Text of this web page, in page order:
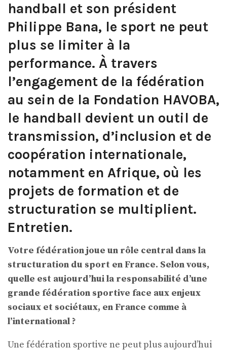
handball et son président
Philippe Bana, le sport ne peut
plus se limiter à la
performance. À travers
l’engagement de la fédération
au sein de la Fondation HAVOBA,
le handball devient un outil de
transmission, d’inclusion et de
coopération internationale,
notamment en Afrique, où les
projets de formation et de
structuration se multiplient.
Entretien.
Votre fédération joue un rôle central dans la
structuration du sport en France. Selon vous,
quelle est aujourd’hui la responsabilité d’une
grande fédération sportive face aux enjeux
sociaux et sociétaux, en France comme à
l’international ?
Une fédération sportive ne peut plus aujourd’hui